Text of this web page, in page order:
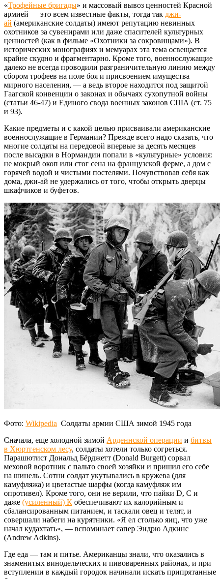
«Трофейные бригады» и массовый вывоз ценностей Красной
армией — это всем известные факты, тогда так джи-
ай (американские солдаты) имеют репутацию невинных
охотников за сувенирами или даже спасителей культурных
ценностей (как в фильме «Охотники за сокровищами»). В
исторических монографиях и мемуарах эта тема освещается
крайне скудно и фрагментарно. Кроме того, военнослужащие
далеко не всегда проводили разграничительную линию между
сбором трофеев на поле боя и присвоением имущества
мирного населения, — а ведь второе находится под защитой
Гаагской конвенции о законах и обычаях сухопутной войны
(статьи 46-47) и Единого свода военных законов США (ст. 75
и 93).
Какие предметы и с какой целью присваивали американские
военнослужащие в Германии? Прежде всего надо сказать, что
многие солдаты на передовой впервые за десять месяцев
после высадки в Нормандии попали в «культурные» условия:
не мокрый окоп или стог сена на французской ферме, а дом с
горячей водой и чистыми постелями. Почувствовав себя как
дома, джи-ай не удержались от того, чтобы открыть дверцы
шкафчиков и буфетов.
Фото: Wikipedia Солдаты армии США зимой 1945 года
Сначала, еще холодной зимой Арденнской операции и битвы
в Хюртгенском лесу, солдаты хотели только согреться.
Парашютист Дональд Бёрджетт (Donald Burgett) сорвал
меховой воротник с пальто своей хозяйки и пришил его себе
на шинель. Сотни солдат укутывались в кружева (для
камуфляжа) и цветастые шарфы (когда камуфляж им
опротивел). Кроме того, они не верили, что пайки D, C и
даже (усиленный) К обеспечивают их калорийным и
сбалансированным питанием, и таскали овец и телят, и
совершали набеги на курятники. «Я ел столько яиц, что уже
начал кудахтать», — вспоминает сапер Эндрю Адкинс
(Andrew Adkins).
Где еда — там и питье. Американцы знали, что оказались в
знаменитых винодельческих и пивоваренных районах, и при
вступлении в каждый городок начинали искать припрятанные